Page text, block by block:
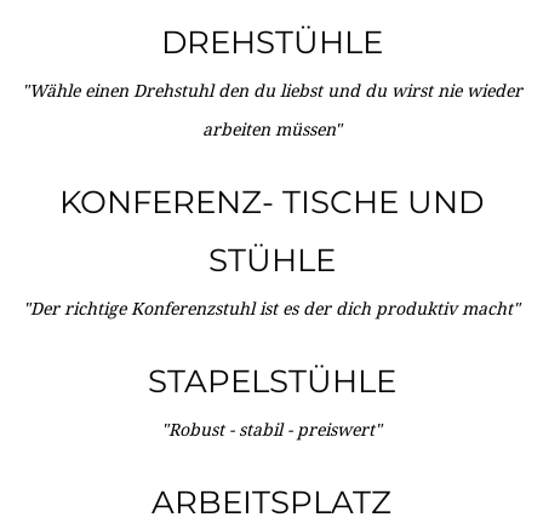
DREHSTÜHLE
"Wähle einen Drehstuhl den du liebst und du wirst nie wieder
arbeiten müssen"
KONFERENZ- TISCHE UND
STÜHLE
"Der richtige Konferenzstuhl ist es der dich produktiv macht"
STAPELSTÜHLE
"Robust - stabil - preiswert"
ARBEITSPLATZ